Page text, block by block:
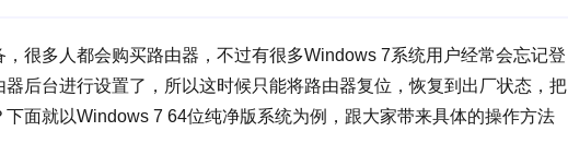
很多人都会购买路由器，不过有很多Windows 7系统用户经常会忘记登
后台进行设置了，所以这时候只能将路由器复位，恢复到出厂状态，把
面就以Windows 7 64位纯净版系统为例，跟大家带来具体的操作方法